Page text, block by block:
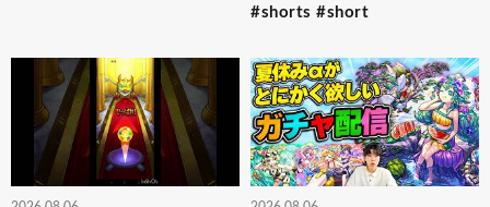
#shorts #short